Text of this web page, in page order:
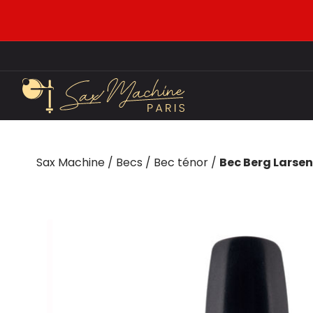
Sax Machine / Becs / Bec ténor / Bec Berg